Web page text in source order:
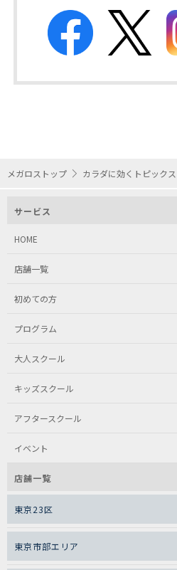
メガロストップ カラダに効くトピック
サービス
HOME
店舗一覧
初めての方
プログラム
大人スクール
キッズスクール
アフタースクール
イベント
店舗一覧
東京23区
東京市部エリア